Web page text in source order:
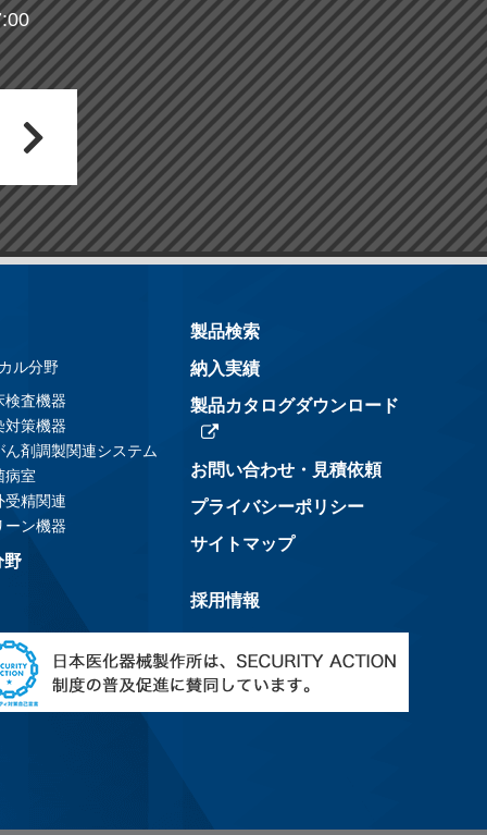
ル分野
検査機器
対策機器
ん剤調製関連システム
病室
受精関連
ーン機器
野
製品検索
納入実績
製品カタログダウンロード
お問い合わせ・見積依頼
プライバシーポリシー
サイトマップ
採用情報